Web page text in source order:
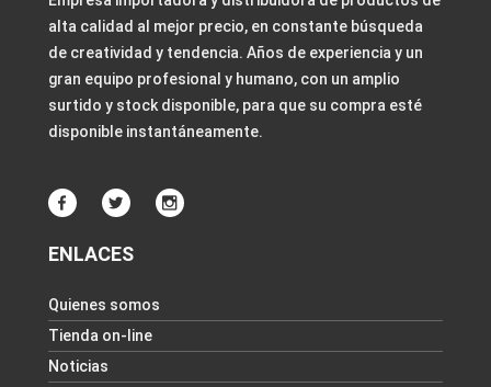
alta calidad al mejor precio, en constante búsqueda
de creatividad y tendencia. Años de experiencia y un
gran equipo profesional y humano, con un amplio
surtido y stock disponible, para que su compra esté
disponible instantáneamente.
ENLACES
Quienes somos
Tienda on-line
Noticias